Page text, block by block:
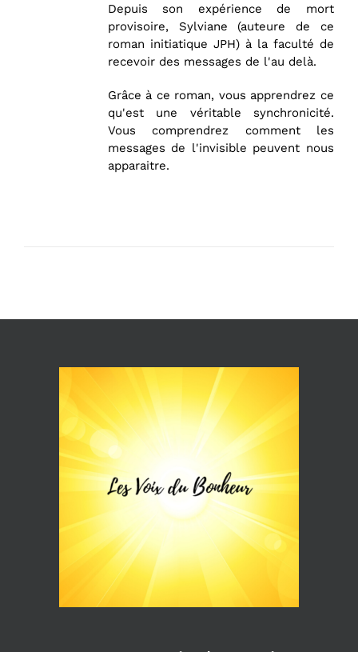
Depuis son expérience de mort
provisoire, Sylviane (auteure de ce
roman initiatique JPH) à la faculté de
recevoir des messages de l'au delà.
Grâce à ce roman, vous apprendrez ce
qu'est une véritable synchronicité.
Vous comprendrez comment les
messages de l'invisible peuvent nous
apparaitre.